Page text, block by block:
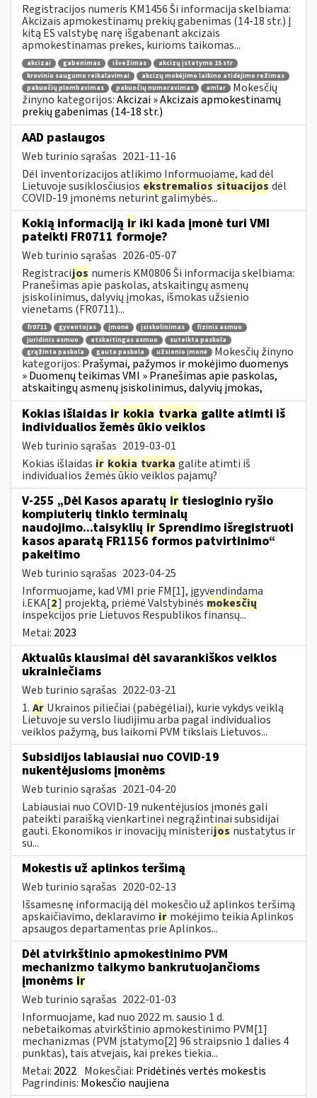
Registracijos numeris KM1456 Ši informacija skelbiama:
Akcizais apmokestinamų prekių gabenimas (14-18 str.) Į
kitą ES valstybę narę išgabenant akcizais
apmokestinamas prekes, kurioms taikomas...
akcizai gabenimas išvežimas
akcizų įstatymo 15 str
krovinio saugumo reikalavimai
akcizų mokėjimo laikino atidėjimo režimas
pakuočių plombavimas
pakuočių numeravimas amlar
Mokesčių
žinyno kategorijos:Akcizai » Akcizais apmokestinamų
prekių gabenimas (14-18 str.)
AAD paslaugos
Web turinio sąrašas 2021-11-16
Dėl inventorizacijos atlikimo Informuojame, kad dėl
Lietuvoje susiklosčiusios ekstremalios situacijos dėl
COVID-19 įmonėms neturint galimybės...
Kokią informaciją ir iki kada įmonė turi VMI
pateikti FR0711 formoje?
Web turinio sąrašas 2026-05-07
Registracijos numeris KM0806 Ši informacija skelbiama:
Pranešimas apie paskolas, atskaitingų asmenų
įsiskolinimus, dalyvių įmokas, išmokas užsienio
vienetams (FR0711)...
fr0711 gyventojas įmonė įsiskolinimas
fizinis asmuo
juridinis asmuo
atskaitingas asmuo
suteikta paskola
grąžinta paskola
gauta paskola užsienio įmonė
Mokesčių žinyno
kategorijos: Prašymai, pažymos ir mokėjimo duomenys
» Duomenų teikimas VMI » Pranešimas apie paskolas,
atskaitingų asmenų įsiskolinimus, dalyvių įmokas,
Kokias išlaidas ir kokia tvarka galite atimti iš
individualios žemės ūkio veiklos
Web turinio sąrašas 2019-03-01
Kokias išlaidas ir kokia tvarka galite atimti iš
individualios žemės ūkio veiklos pajamų?
V-255 „Dėl Kasos aparatų ir tiesioginio ryšio
kompiuterių tinklo terminalų
naudojimo...taisyklių ir Sprendimo išregistruoti
kasos aparatą FR1156 formos patvirtinimo“
pakeitimo
Web turinio sąrašas 2023-04-25
Informuojame, kad VMI prie FM[1], įgyvendindama
i.EKA[2] projektą, priėmė Valstybinės mokesčių
inspekcijos prie Lietuvos Respublikos finansų...
Metai: 2023
Aktualūs klausimai dėl savarankiškos veiklos
ukrainiečiams
Web turinio sąrašas 2022-03-21
1. Ar Ukrainos piliečiai (pabėgėliai), kurie vykdys veiklą
Lietuvoje su verslo liudijimu arba pagal individualios
veiklos pažymą, bus laikomi PVM tikslais Lietuvos...
Subsidijos labiausiai nuo COVID-19
nukentėjusioms įmonėms
Web turinio sąrašas 2021-04-20
Labiausiai nuo COVID-19 nukentėjusios įmonės gali
pateikti paraišką vienkartinei negrąžintinai subsidijai
gauti. Ekonomikos ir inovacijų ministerijos nustatytus ir
su...
Mokestis už aplinkos teršimą
Web turinio sąrašas 2020-02-13
Išsamesnę informaciją dėl mokesčio už aplinkos teršimą
apskaičiavimo, deklaravimo ir mokėjimo teikia Aplinkos
apsaugos departamentas prie Aplinkos...
Dėl atvirkštinio apmokestinimo PVM
mechanizmo taikymo bankrutuojančioms
įmonėms ir
Web turinio sąrašas 2022-01-03
Informuojame, kad nuo 2022 m. sausio 1 d.
nebetaikomas atvirkštinio apmokestinimo PVM[1]
mechanizmas (PVM įstatymo[2] 96 straipsnio 1 dalies 4
punktas), tais atvejais, kai prekes tiekia...
Metai: 2022 Mokesčiai: Pridėtinės vertės mokestis
Pagrindinis: Mokesčio naujiena